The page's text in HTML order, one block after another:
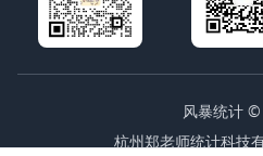
风暴统计 ©
杭州郑老师统计科技